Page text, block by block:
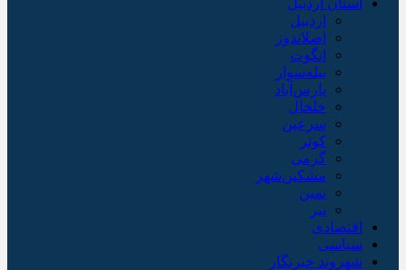
استان اردبیل
اردبیل
اصلاندوز
انگوت
بیله‌سوار
پارس‌آباد
خلخال
سرعین
کوثر
گرمی
مشکین‌شهر
نمین
نیر
اقتصادی
سیاسی
شهروند خبرنگار